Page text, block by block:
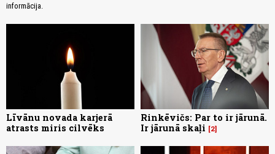
informācija.
Līvānu novada karjerā
atrasts miris cilvēks
Rinkēvičs: Par to ir jārunā.
Ir jārunā skaļi
2